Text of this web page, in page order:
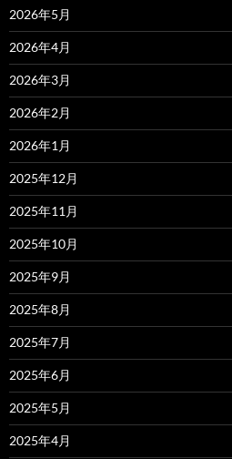
2026年5月
2026年4月
2026年3月
2026年2月
2026年1月
2025年12月
2025年11月
2025年10月
2025年9月
2025年8月
2025年7月
2025年6月
2025年5月
2025年4月